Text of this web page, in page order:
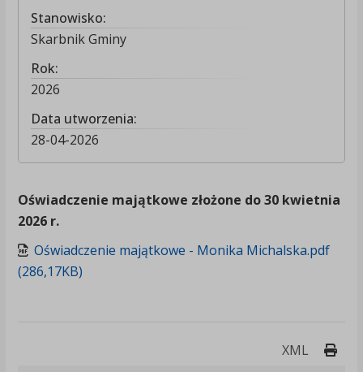
Stanowisko:
Skarbnik Gminy
Rok:
2026
Data utworzenia:
28-04-2026
Oświadczenie majątkowe złożone do 30 kwietnia
2026 r.
Oświadczenie majątkowe - Monika Michalska.pdf
(286,17KB)
XML